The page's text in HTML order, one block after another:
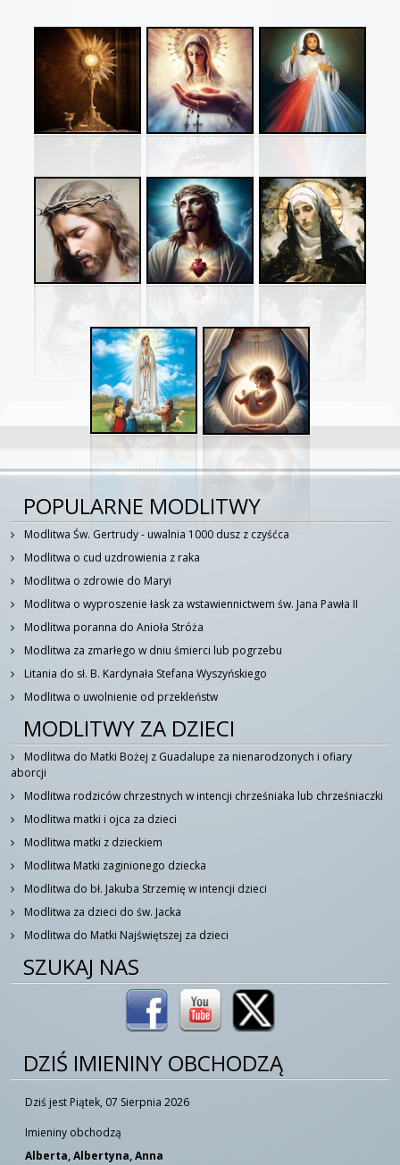
POPULARNE MODLITWY
Modlitwa Św. Gertrudy - uwalnia 1000 dusz z czyśćca
Modlitwa o cud uzdrowienia z raka
Modlitwa o zdrowie do Maryi
Modlitwa o wyproszenie łask za wstawiennictwem św. Jana Pawła II
Modlitwa poranna do Anioła Stróża
Modlitwa za zmarłego w dniu śmierci lub pogrzebu
Litania do sł. B. Kardynała Stefana Wyszyńskiego
Modlitwa o uwolnienie od przekleństw
MODLITWY ZA DZIECI
Modlitwa do Matki Bożej z Guadalupe za nienarodzonych i ofiary
aborcji
Modlitwa rodziców chrzestnych w intencji chrześniaka lub chrześniaczki
Modlitwa matki i ojca za dzieci
Modlitwa matki z dzieckiem
Modlitwa Matki zaginionego dziecka
Modlitwa do bł. Jakuba Strzemię w intencji dzieci
Modlitwa za dzieci do św. Jacka
Modlitwa do Matki Najświętszej za dzieci
SZUKAJ NAS
DZIŚ IMIENINY OBCHODZĄ
Dziś jest Piątek, 07 Sierpnia 2026
Imieniny obchodzą
Alberta, Albertyna, Anna